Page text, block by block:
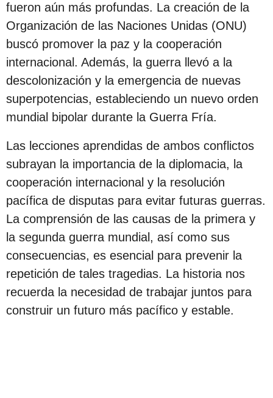
fueron aún más profundas. La creación de la
Organización de las Naciones Unidas (ONU)
buscó promover la paz y la cooperación
internacional. Además, la guerra llevó a la
descolonización y la emergencia de nuevas
superpotencias, estableciendo un nuevo orden
mundial bipolar durante la Guerra Fría.
Las lecciones aprendidas de ambos conflictos
subrayan la importancia de la diplomacia, la
cooperación internacional y la resolución
pacífica de disputas para evitar futuras guerras.
La comprensión de las causas de la primera y
la segunda guerra mundial, así como sus
consecuencias, es esencial para prevenir la
repetición de tales tragedias. La historia nos
recuerda la necesidad de trabajar juntos para
construir un futuro más pacífico y estable.